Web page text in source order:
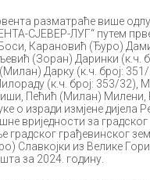
разматраће више
СЈЕВЕР-ЛУГ“ путем
Карановић (Ђуро)
(Зоран) Даринки (к.ч.
Дарку (к.ч. број:
(к.ч. број: 353/32),
Пећић (Милан)
о изради измјене
вриједности за
градског грађевинског
Славкојки из Велике
за 2024. годину.